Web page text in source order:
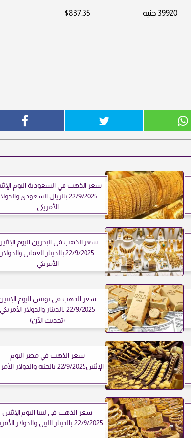
39920 جنيه $837.35
سعر الذهب في السعودية اليوم
22/9/2025 بالريال السعودي
الأمريكي
سعر الذهب في البحرين اليوم
22/9/2025 بالدينار العماني والدولار
الأمريكي
سعر الذهب في تونس اليوم
22/9/2025 بالدينار والدولار الأمريكي
(تحديث الآن)
سعر الذهب في مصر اليوم
الإثنين22/9/2025 بالجنيه والدولار الأمريكي
سعر الذهب في ليبيا اليوم الإثنين
22/9/2025 بالدينار الليبي والدولار الأمريكي